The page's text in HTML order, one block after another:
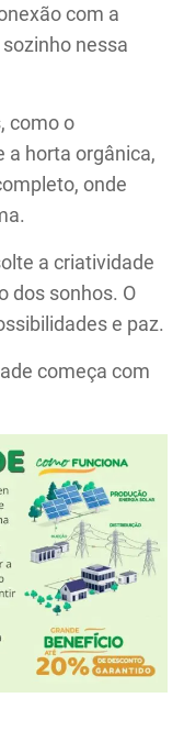
com a
nessa
como o
a horta orgânica,
onde
a criatividade
dos sonhos. O
e paz.
começa com